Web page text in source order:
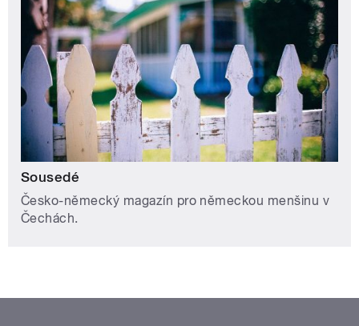
Sousedé
Česko-německý magazín pro německou menšinu v
Čechách.